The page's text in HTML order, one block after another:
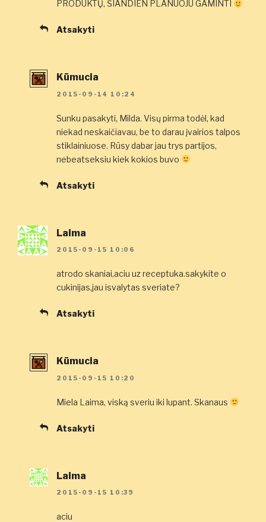
PRODUKTŲ, ŠIANDIEN PLANUOJU GAMINTI
Atsakyti
Kūmucia
2015-09-14 10:24
Sunku pasakyti, Milda. Visų pirma todėl, kad
niekad neskaičiavau, be to darau įvairios talpos
stiklainiuose. Rūsy dabar jau trys partijos,
nebeatseksiu kiek kokios buvo
Atsakyti
Laima
2015-09-15 10:06
atrodo skaniai,aciu uz receptuka.sakykite o
cukinijas,jau isvalytas sveriate?
Atsakyti
Kūmucia
2015-09-15 10:20
Miela Laima, viską sveriu iki lupant. Skanaus
Atsakyti
Laima
2015-09-15 10:39
aciu